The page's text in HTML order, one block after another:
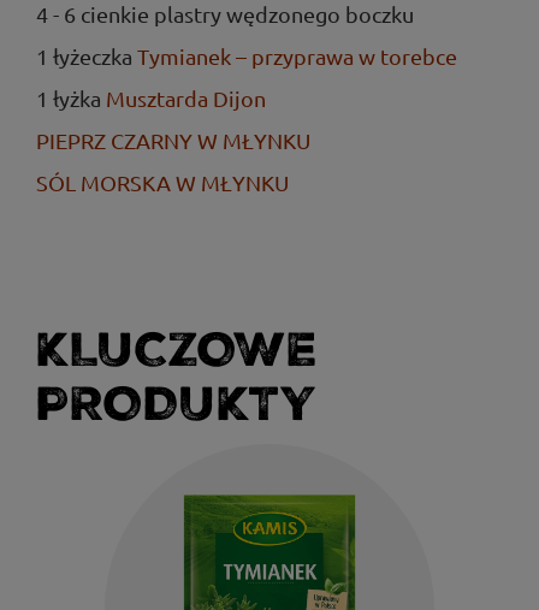
4 - 6 cienkie plastry wędzonego boczku
1 łyżeczka Tymianek – przyprawa w torebce
1 łyżka Musztarda Dijon
PIEPRZ CZARNY W MŁYNKU
SÓL MORSKA W MŁYNKU
KLUCZOWE
PRODUKTY